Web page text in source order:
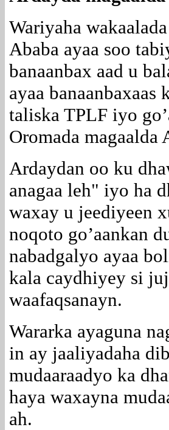
Wariyaha
Ababa ayaa soo
banaanbax aad u
ayaa
taliska TPLF iyo
Oromada magaalda
Ardaydan oo ku
anagaa leh" iyo ha
waxay u jeediyeen
noqoto go’aankan
nabadgalyo ayaa
kala caydhiyey si
waafaqsanayn.
Wararka ayaguna
in ay jaaliyadaha
mudaaraadyo ka
haya waxayna
ah.